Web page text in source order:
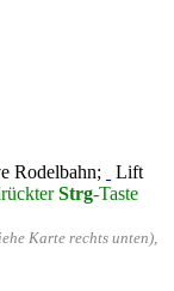
Rodelbahn;
Lift
Strg-Taste
Karte rechts unten),